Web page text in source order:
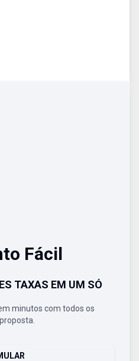
Fácil
TAXAS EM UM SÓ
minutos com todos os